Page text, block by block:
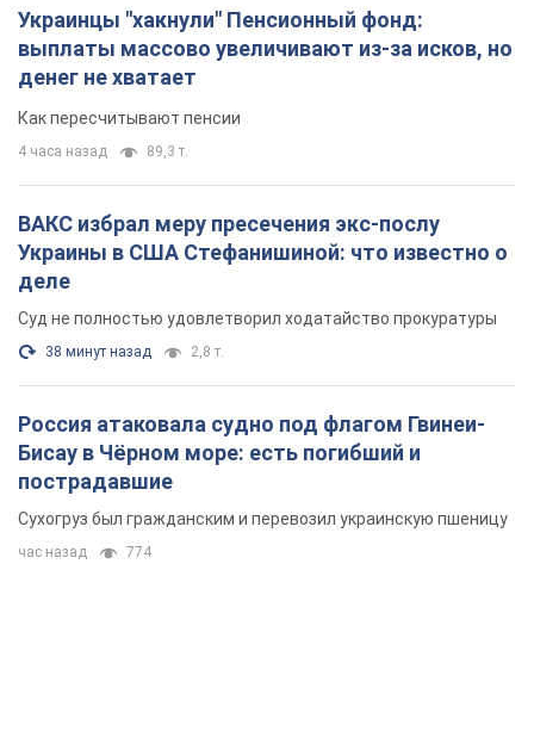
Украинцы "хакнули" Пенсионный фонд:
выплаты массово увеличивают из-за исков, но
денег не хватает
Как пересчитывают пенсии
4 часа назад 89,3 т.
ВАКС избрал меру пресечения экс-послу
Украины в США Стефанишиной: что известно о
деле
Суд не полностью удовлетворил ходатайство прокуратуры
38 минут назад 2,8 т.
Россия атаковала судно под флагом Гвинеи-
Бисау в Чёрном море: есть погибший и
пострадавшие
Сухогруз был гражданским и перевозил украинскую пшеницу
час назад 774